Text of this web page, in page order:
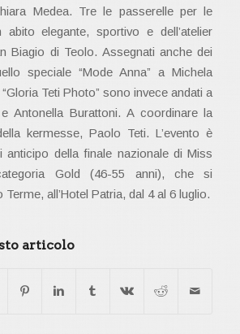
Medea. Tre le passerelle per le
elegante, sportivo e dell’atelier
Biagio di Teolo. Assegnati anche dei
speciale “Mode Anna” a Michela
Teti Photo” sono invece andati a
Antonella Burattoni. A coordinare la
kermesse, Paolo Teti. L’evento è
della finale nazionale di Miss
Gold (46-55 anni), che si
all’Hotel Patria, dal 4 al 6 luglio.
articolo